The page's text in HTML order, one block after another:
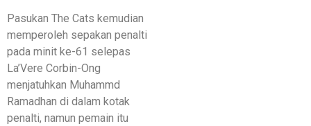
Pasukan The Cats kemudian
memperoleh sepakan penalti
pada minit ke-61 selepas
La’Vere Corbin-Ong
menjatuhkan Muhammd
Ramadhan di dalam kotak
penalti, namun pemain itu